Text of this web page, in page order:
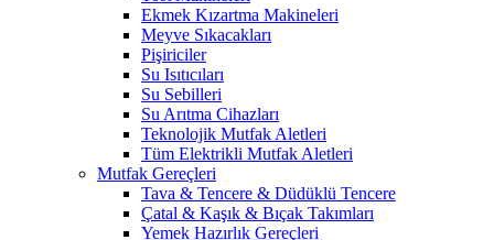
Ekmek Kızartma Makineleri
Meyve Sıkacakları
Pişiriciler
Su Isıtıcıları
Su Sebilleri
Su Arıtma Cihazları
Teknolojik Mutfak Aletleri
Tüm Elektrikli Mutfak Aletleri
Mutfak Gereçleri
Tava & Tencere & Düdüklü Tencere
Çatal & Kaşık & Bıçak Takımları
Yemek Hazırlık Gereçleri